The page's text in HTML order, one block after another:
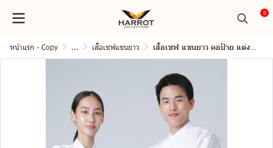
0
หน้าแรก - Copy ... เสื้อเชฟแขนยาว เสื้อเชฟ แขนยาว คอป้าย แต่งกุ๊น 2 เส้น